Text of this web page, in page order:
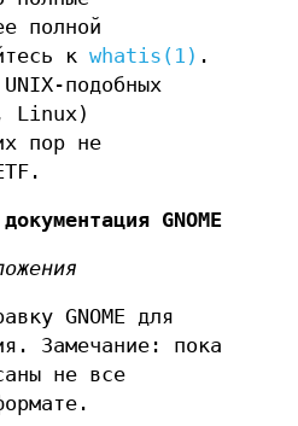
полной
к whatis(1) .
подобных
Linux)
пор не
GNOME
GNOME для
Замечание: пока
не все